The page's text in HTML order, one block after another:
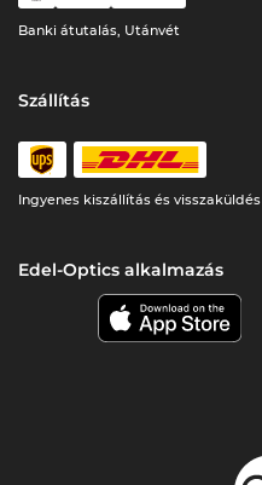
Banki átutalás, Utánvét
Szállítás
Ingyenes kiszállítás és visszaküldés
Edel-Optics alkalmazás